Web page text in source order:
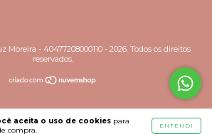
aceita o uso de cookies para
compra.
ENTENDI
Moreira - 40477208000110 - 2026. Todos os direitos
reservados.